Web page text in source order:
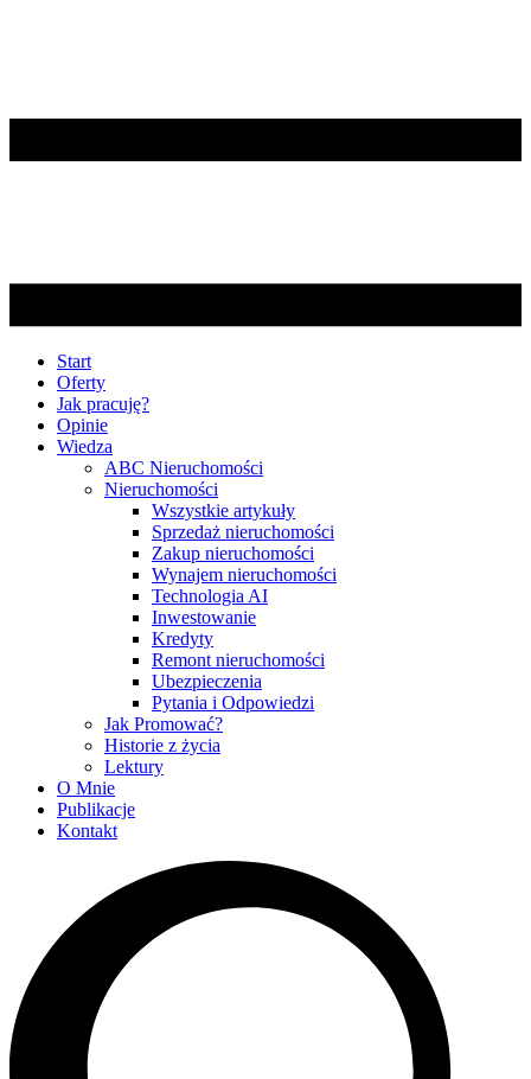
Start
Oferty
Jak pracuję?
Opinie
Wiedza
ABC Nieruchomości
Nieruchomości
Wszystkie artykuły
Sprzedaż nieruchomości
Zakup nieruchomości
Wynajem nieruchomości
Technologia AI
Inwestowanie
Kredyty
Remont nieruchomości
Ubezpieczenia
Pytania i Odpowiedzi
Jak Promować?
Historie z życia
Lektury
O Mnie
Publikacje
Kontakt